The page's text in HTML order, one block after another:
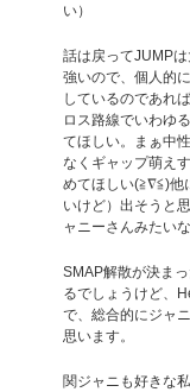
い）
話は戻ってJUMP
強いので、個人的
しているのであれ
ロス路線でいわゆ
てほしい。まぁ中
なくギャップ萌え
めてほしい(≧∇≦)他
いけど）出そうと
ャニーさんみたい
SMAP解散が決ま
るでしょうけど、
で、総合的にジャ
思います。
関ジャニも好きな